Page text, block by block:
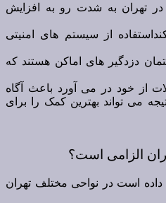
در تهران به شدت رو به افزایش
از سیستم های امنیتی
دزدگیر های اماکن هستند که
از خود در می آورد باعث آگاه
می تواند بهترین کمک را برای
الزامی است؟
داده است در نواحی مختلف تهران